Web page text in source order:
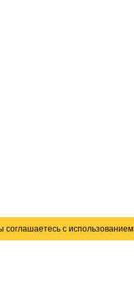
соглашаетесь с использованием